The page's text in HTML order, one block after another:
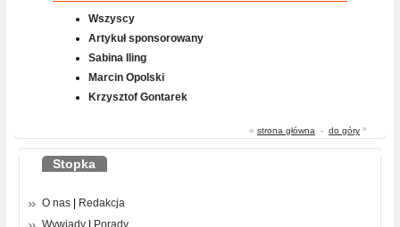
Wszyscy
Artykuł sponsorowany
Sabina Iling
Marcin Opolski
Krzysztof Gontarek
« strona główna - do góry ^
Stopka
O nas
Redakcja
Wywiady
Porady